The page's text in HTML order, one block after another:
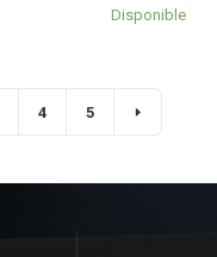
Disponible
4 5